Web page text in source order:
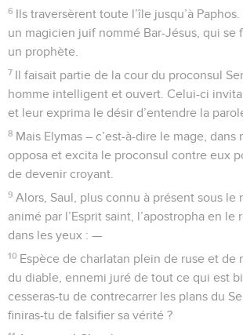
6 Ils traversèrent toute l’île jusqu’à
un magicien juif nommé Bar-Jésus, qui se
un prophète.
7 Il faisait partie de la cour du proconsul
homme intelligent et ouvert. Celui-ci invita
et leur exprima le désir d’entendre la
8 Mais Elymas – c’est-à-dire le mage, dans
opposa et excita le proconsul contre eux
de devenir croyant.
9 Alors, Saul, plus connu à présent sous le
animé par l’Esprit saint, l’apostropha en le
dans les yeux : —
10 Espèce de charlatan plein de ruse et de
du diable, ennemi juré de tout ce qui est
cesseras-tu de contrecarrer les plans du
finiras-tu de falsifier sa vérité ?